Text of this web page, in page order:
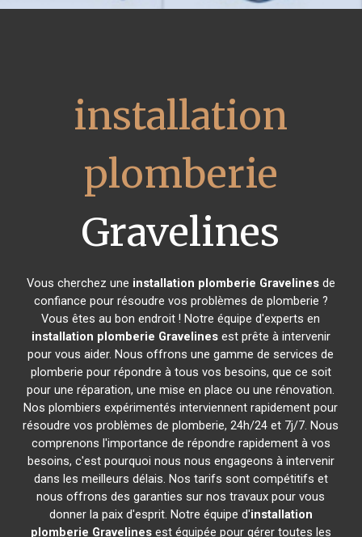
installation
plomberie
Gravelines
Vous cherchez une installation plomberie Gravelinesde
confiance pour résoudre vos problèmes de plomberie ?
Vous êtes au bon endroit ! Notre équipe d'experts en
installation plomberie Gravelinesest prête à intervenir
pour vous aider. Nous offrons une gamme de services de
plomberie pour répondre à tous vos besoins, que ce soit
pour une réparation, une mise en place ou une rénovation.
Nos plombiers expérimentés interviennent rapidement pour
résoudre vos problèmes de plomberie, 24h/24 et 7j/7. Nous
comprenons l'importance de répondre rapidement à vos
besoins, c'est pourquoi nous nous engageons à intervenir
dans les meilleurs délais. Nos tarifs sont compétitifs et
nous offrons des garanties sur nos travaux pour vous
donner la paix d'esprit. Notre équipe d'installation
plomberie Gravelinesest équipée pour gérer toutes les